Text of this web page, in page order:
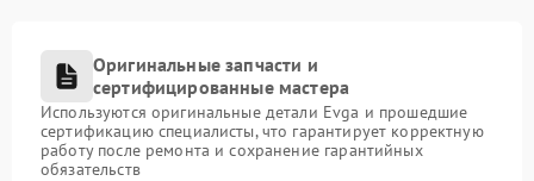
Оригинальные запчасти и
сертифицированные мастера
Используются оригинальные детали Evga и прошедшие
сертификацию специалисты, что гарантирует корректную
работу после ремонта и сохранение гарантийных
обязательств